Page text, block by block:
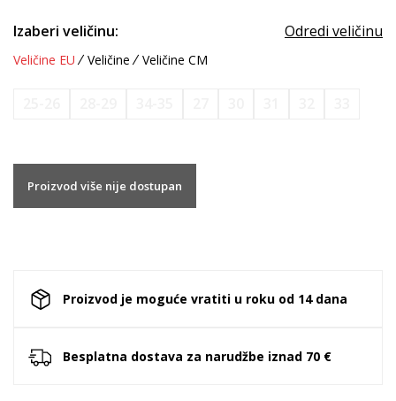
Izaberi veličinu: Odredi veličinu
Veličine EU Veličine Veličine CM
Proizvod više nije dostupan
Proizvod je moguće vratiti u roku od 14 dana
Besplatna dostava za narudžbe iznad 70 €